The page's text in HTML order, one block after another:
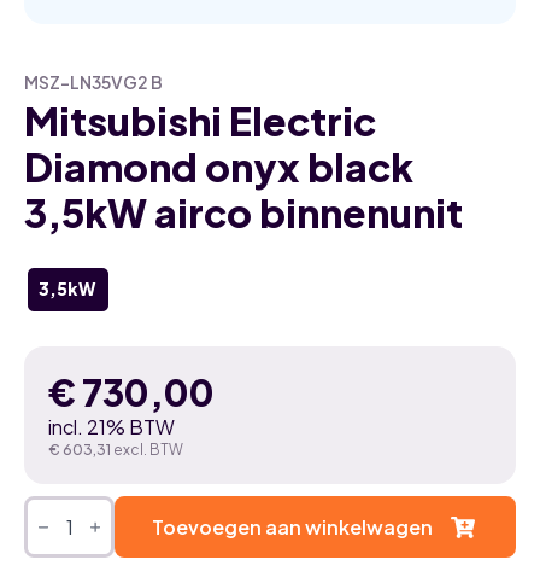
MSZ-LN35VG2 B
Mitsubishi Electric
Diamond onyx black
3,5kW airco binnenunit
3,5kW
€730,00
incl. 21% BTW
€ 603,31 excl. BTW
Mitsubishi
Electric
Diamond
onyx
Toevoegen aan winkelwagen